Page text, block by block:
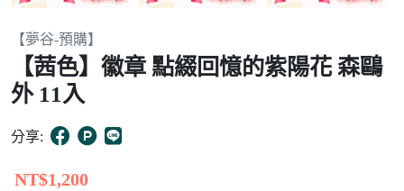
Item
of
6
【夢谷-預購】
【茜色】徽章 點綴回憶的紫陽花 森鷗
外 11入
分享:
NT$1,200